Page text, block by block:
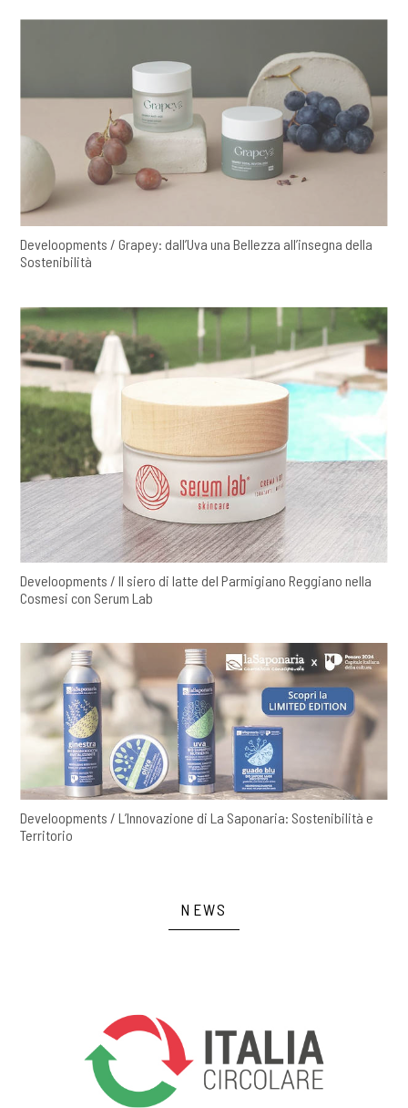
Develoopments / Grapey: dall’Uva una Bellezza all’insegna della
Sostenibilità
Develoopments / Il siero di latte del Parmigiano Reggiano nella
Cosmesi con Serum Lab
Develoopments / L’Innovazione di La Saponaria: Sostenibilità e
Territorio
NEWS